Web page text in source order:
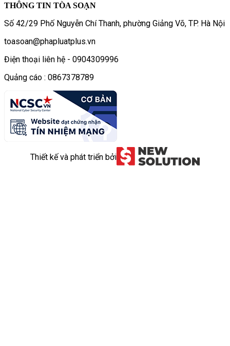
THÔNG TIN TÒA SOẠN
Số 42/29 Phố Nguyễn Chí Thanh, phường Giảng Võ, TP. Hà Nội
toasoan@phapluatplus.vn
Điện thoại liên hệ - 0904309996
Quảng cáo : 0867378789
Thiết kế và phát triển bởi